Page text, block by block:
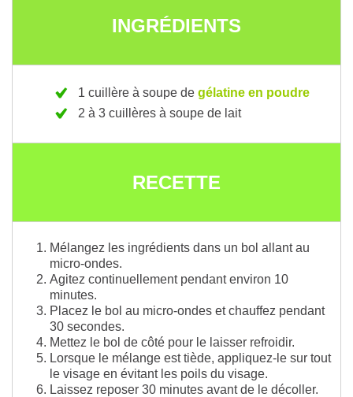
INGRÉDIENTS
1 cuillère à soupe de gélatine en poudre
2 à 3 cuillères à soupe de lait
RECETTE
Mélangez les ingrédients dans un bol allant au
micro-ondes.
Agitez continuellement pendant environ 10
minutes.
Placez le bol au micro-ondes et chauffez pendant
30 secondes.
Mettez le bol de côté pour le laisser refroidir.
Lorsque le mélange est tiède, appliquez-le sur tout
le visage en évitant les poils du visage.
Laissez reposer 30 minutes avant de le décoller.